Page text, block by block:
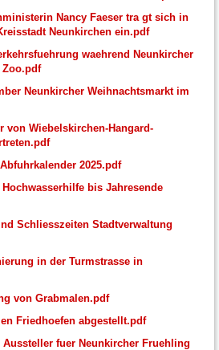
Nancy Faeser tra gt sich in
Neunkirchen ein.pdf
waehrend Neunkircher
Zoo.pdf
Neunkircher Weihnachtsmarkt im
von Wiebelskirchen-Hangard-
2025.pdf
Hochwasserhilfe bis Jahresende
Schliesszeiten Stadtverwaltung
in der Turmstrasse in
von Grabmalen.pdf
Friedhoefen abgestellt.pdf
Aussteller fuer Neunkircher Fruehling